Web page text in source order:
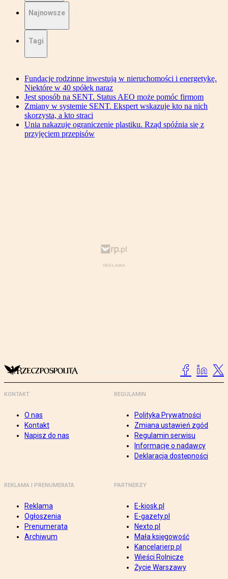
Najnowsze
Tagi
Fundacje rodzinne inwestują w nieruchomości i energetykę.
Niektóre w 40 spółek naraz
Jest sposób na SENT. Status AEO może pomóc firmom
Zmiany w systemie SENT. Ekspert wskazuje kto na nich
skorzysta, a kto straci
Unia nakazuje ograniczenie plastiku. Rząd spóźnia się z
przyjęciem przepisów
KONTAKT
O nas
Kontakt
Napisz do nas
REGULAMIN
Polityka Prywatności
Zmiana ustawień zgód
Regulamin serwisu
Informacje o nadawcy
Deklaracja dostępności
REKLAMA I PRENUMERATA
Reklama
Ogłoszenia
Prenumerata
Archiwum
PARTNERZY
E-kiosk.pl
E-gazety.pl
Nexto.pl
Mała księgowość
Kancelarierp.pl
Wieści Rolnicze
Życie Warszawy